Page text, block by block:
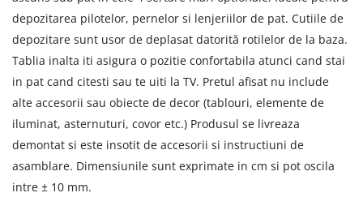
depozitarea pilotelor, pernelor si lenjeriilor de pat. Cutiile de
depozitare sunt usor de deplasat datorită rotilelor de la baza.
Tablia inalta iti asigura o pozitie confortabila atunci cand stai
in pat cand citesti sau te uiti la TV. Pretul afisat nu include
alte accesorii sau obiecte de decor (tablouri, elemente de
iluminat, asternuturi, covor etc.) Produsul se livreaza
demontat si este insotit de accesorii si instructiuni de
asamblare. Dimensiunile sunt exprimate in cm si pot oscila
intre ± 10 mm.